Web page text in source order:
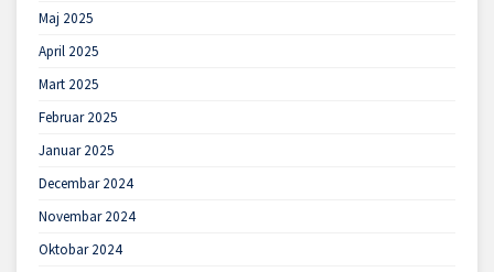
Maj 2025
April 2025
Mart 2025
Februar 2025
Januar 2025
Decembar 2024
Novembar 2024
Oktobar 2024